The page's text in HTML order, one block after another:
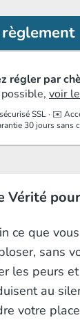
régler par
voir
SSL · ✉️
30 jours sans
Vérité
ce que
sans
les peurs
au
votre